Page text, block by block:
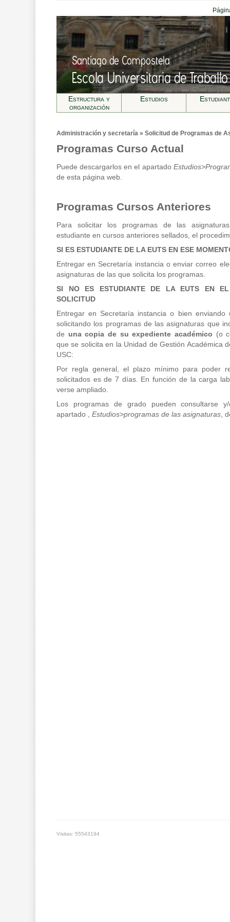
Estructura y
organización
Estudios
Administración y secretarí­a » Solicitud de Programas de
Programas Curso Actual
Puede descargarlos en el apartado
de esta página web.
Programas Cursos Anteriores
Para solicitar los programas de las
estudiante en cursos anteriores sellados, el
SI ES ESTUDIANTE DE LA EUTS EN ESE
Entregar en Secretaría instancia o enviar correo
asignaturas de las que solicita los programas.
SI NO ES ESTUDIANTE DE LA EUTS EN
SOLICITUD
Entregar en Secretaría instancia o bien enviando
solicitando los programas de las asignaturas que
de una copia de su expediente académico (o
que se solicita en la Unidad de Gestión Académica
USC:
Por regla general, el plazo mínimo para poder
solicitados es de 7 días. En función de la carga
verse ampliado.
Los programas de grado pueden consultarse
apartado , Estudios>programas de las asignaturas ,
Visitas: 55543194